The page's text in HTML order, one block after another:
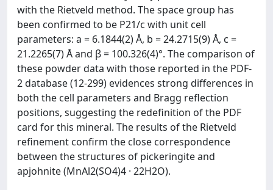
with the Rietveld method. The space group has
been confirmed to be P21/c with unit cell
parameters: a = 6.1844(2) Å, b = 24.2715(9) Å, c =
21.2265(7) Å and β = 100.326(4)°. The comparison of
these powder data with those reported in the PDF-
2 database (12-299) evidences strong differences in
both the cell parameters and Bragg reflection
positions, suggesting the redefinition of the PDF
card for this mineral. The results of the Rietveld
refinement confirm the close correspondence
between the structures of pickeringite and
apjohnite (MnAl2(SO4)4 · 22H2O).